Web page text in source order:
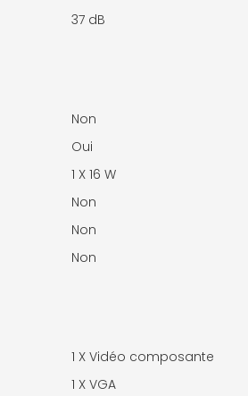
37 dB
Non
Oui
1 X 16 W
Non
Non
Non
1 X Vidéo composante
1 X VGA